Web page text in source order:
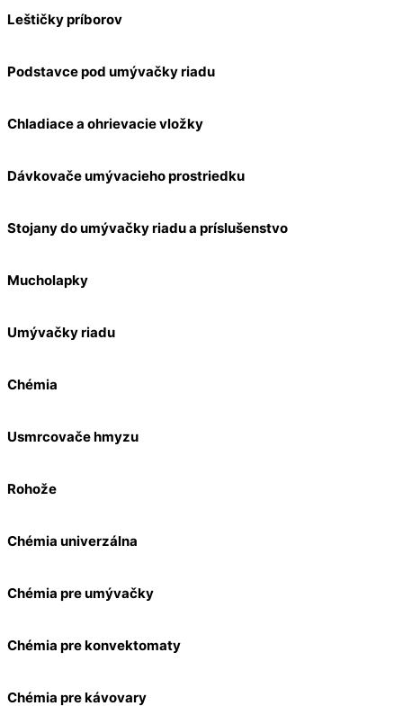
Leštičky príborov
Podstavce pod umývačky riadu
Chladiace a ohrievacie vložky
Dávkovače umývacieho prostriedku
Stojany do umývačky riadu a príslušenstvo
Mucholapky
Umývačky riadu
Chémia
Usmrcovače hmyzu
Rohože
Chémia univerzálna
Chémia pre umývačky
Chémia pre konvektomaty
Chémia pre kávovary